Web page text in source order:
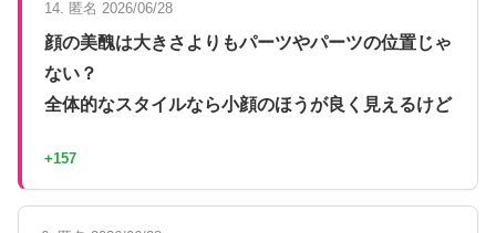
14. 匿名 2026/06/28
顔の美醜は大きさよりもパーツやパーツの位置じゃ
ない？
全体的なスタイルなら小顔のほうが良く見えるけど
+157